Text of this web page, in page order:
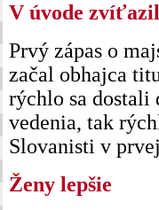
V úvode
Prvý zápas o
začal obhajca
rýchlo sa dostali
vedenia, tak
Slovanisti v
Ženy lepšie